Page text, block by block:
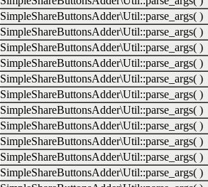
SimpleShareButtonsAdder\Util::parse_args( )
SimpleShareButtonsAdder\Util::parse_args( )
SimpleShareButtonsAdder\Util::parse_args( )
SimpleShareButtonsAdder\Util::parse_args( )
SimpleShareButtonsAdder\Util::parse_args( )
SimpleShareButtonsAdder\Util::parse_args( )
SimpleShareButtonsAdder\Util::parse_args( )
SimpleShareButtonsAdder\Util::parse_args( )
SimpleShareButtonsAdder\Util::parse_args( )
SimpleShareButtonsAdder\Util::parse_args( )
SimpleShareButtonsAdder\Util::parse_args( )